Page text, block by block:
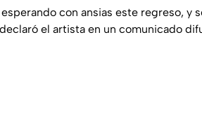
con ansias este regreso, y
el artista en un comunicado